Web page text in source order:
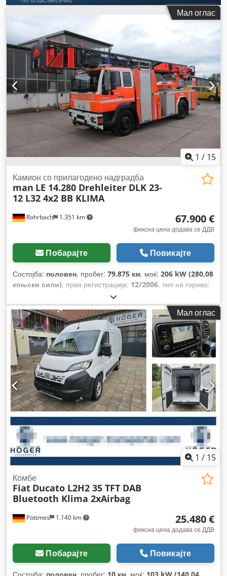
Мал оглас
1 / 15
Rohrbach 1.351 km
Камион со прилагодено надградба
man LE 14.280 Drehleiter DLK 23-
12 L32 4x2 BB KLIMA
67.900 €
фиксна цена додава се ДДВ
Побарајте Повикајте
Состојба: половен, пробег: 79.875 км, моќ: 206 kW (280,08
коњски сили), прва регистрација: 12/2006, тип на гориво:
14.165 кг
товар:835 кг, вкупна тежина:15.000 кг, следен преглед
(TÜV):11/2026, гориво:дизел, боја:црвена, кабина на
возачот:друго, тип на пренос:друго, емисиона класа:
Еуро 3, суспензија:друго, број на седишта:3, вкупна
должина: 10.000 мм, Година на изградба:2006 , работни
часови:6.922 h, градежна височина:3.350 мм,
Мал оглас
1 / 15
Pöttmes 1.140 km
Комбе
Fiat Ducato L2H2 35 TFT DAB
Bluetooth Klima 2xAirbag
25.480 €
фиксна цена додава се ДДВ
Побарајте Повикајте